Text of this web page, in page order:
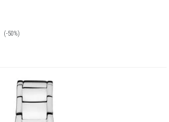
(-50%)